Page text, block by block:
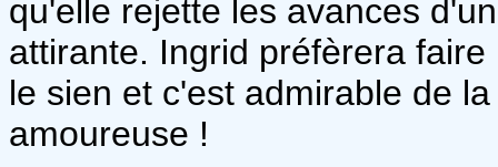
qu'elle rejette les avances
attirante. Ingrid préfèrera
le sien et c'est admirable de
amoureuse !